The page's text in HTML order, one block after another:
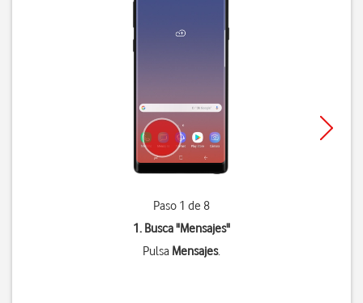
Paso 1 de 8
1. Busca "Mensajes"
Pulsa Mensajes.